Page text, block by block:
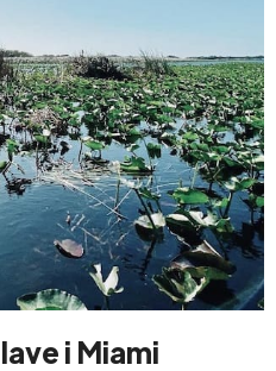
i Miami